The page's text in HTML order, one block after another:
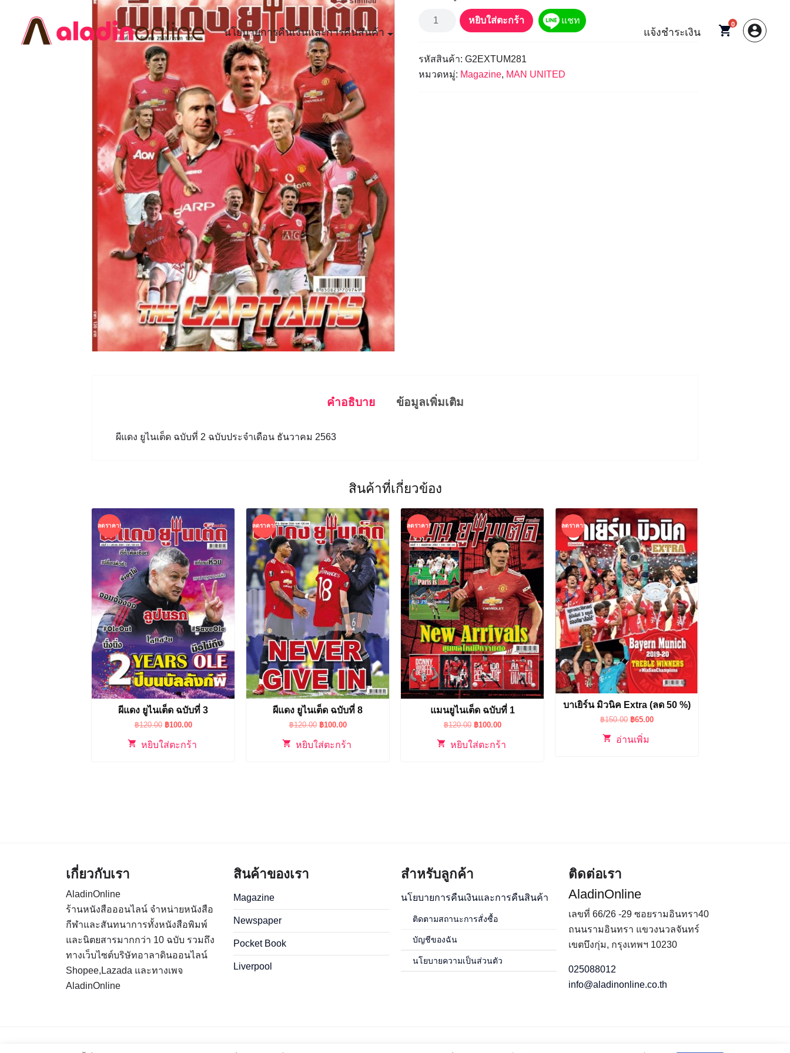
นโยบายการคืนเงินและการคืนสินค้า แจ้งชำระเงิน shopping_cart0 account_circle
ชิ้น
หยิบใส่ตะกร้า แชท
รหัสสินค้า: G2EXTUM281
หมวดหมู่: Magazine, MAN UNITED
คำอธิบาย ข้อมูลเพิ่มเติม
ผีแดง ยูไนเต็ด ฉบับที่ 2 ฉบับประจำเดือน ธันวาคม 2563
สินค้าที่เกี่ยวข้อง
ลดราคา!
ผีแดง ยูไนเต็ด ฉบับที่ 3
฿120.00 Original
฿120.00.
฿100.00Current
is:
฿100.00.
หยิบใส่ตะกร้า
ลดราคา!
ผีแดง ยูไนเต็ด ฉบับที่ 8
฿120.00 Original
฿120.00.
฿100.00Current
is:
฿100.00.
หยิบใส่ตะกร้า
ลดราคา!
แมนยูไนเต็ด ฉบับที่ 1
฿120.00 Original
฿120.00.
฿100.00Current
is:
฿100.00.
หยิบใส่ตะกร้า
ลดราคา!
บาเยิร์น มิวนิค Extra (ลด 50 %)
฿150.00 Original
price
was:
฿150.00.
฿65.00Current
อ่านเพิ่ม
เกี่ยวกับเรา
AladinOnline
ร้านหนังสือออนไลน์ จำหน่ายหนังสือ
กีฬาและสันทนาการทั้งหนังสือพิมพ์
และนิตยสารมากกว่า 10 ฉบับ รวมถึง
ทางเว็บไซต์บริษัทอาลาดินออนไลน์
Shopee,Lazada และทางเพจ
AladinOnline
สินค้าของเรา
Magazine
Newspaper
Pocket Book
Liverpool
สำหรับลูกค้า
นโยบายการคืนเงินและการคืนสินค้า
ติดตามสถานะการสั่งซื้อ
บัญชีของฉัน
นโยบายความเป็นส่วนตัว
ติดต่อเรา
AladinOnline
เลขที่ 66/26 -29 ซอยรามอินทรา40
ถนนรามอินทรา แขวงนวลจันทร์
เขตบึงกุ่ม, กรุงเทพฯ 10230
025088012
info@aladinonline.co.th